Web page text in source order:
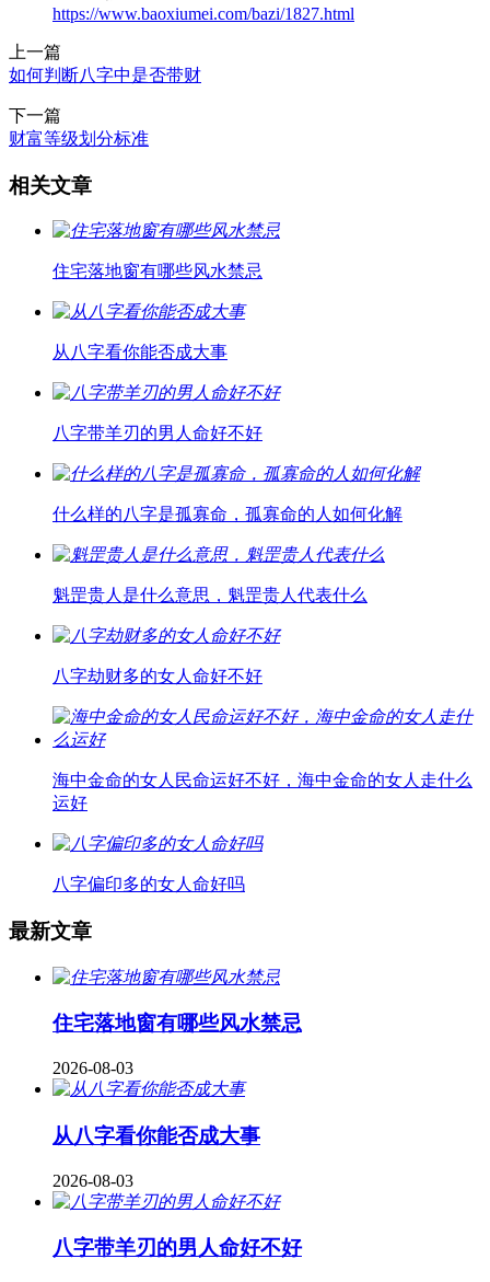
https://www.baoxiumei.com/bazi/1827.html
上一篇
如何判断八字中是否带财
下一篇
财富等级划分标准
相关文章
住宅落地窗有哪些风水禁忌
从八字看你能否成大事
八字带羊刃的男人命好不好
什么样的八字是孤寡命，孤寡命的人如何化解
魁罡贵人是什么意思，魁罡贵人代表什么
八字劫财多的女人命好不好
海中金命的女人民命运好不好，海中金命的女人走什么
运好
八字偏印多的女人命好吗
最新文章
住宅落地窗有哪些风水禁忌
2026-08-03
从八字看你能否成大事
2026-08-03
八字带羊刃的男人命好不好